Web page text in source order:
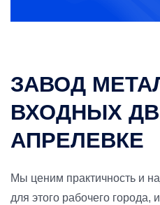
ЗАВОД
ВХОДНЫХ
АПРЕЛЕВКЕ
Мы ценим практичность и
для этого рабочего